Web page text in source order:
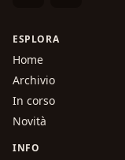
ESPLORA
Home
Archivio
In corso
Novità
INFO